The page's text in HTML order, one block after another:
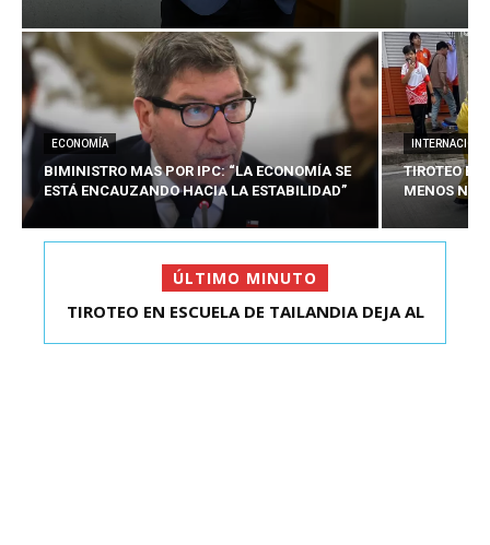
ECONOMÍA
BIMINISTRO MAS POR IPC: “LA ECONOMÍA SE
ESTÁ ENCAUZANDO HACIA LA ESTABILIDAD”
TIROTEO
MENOS
ÚLTIMO MINUTO
HARBOE: “LO QUE SE REQUIERE AHORA ES HACER
TIROTEO EN ESCUELA DE TAILANDIA DEJA AL